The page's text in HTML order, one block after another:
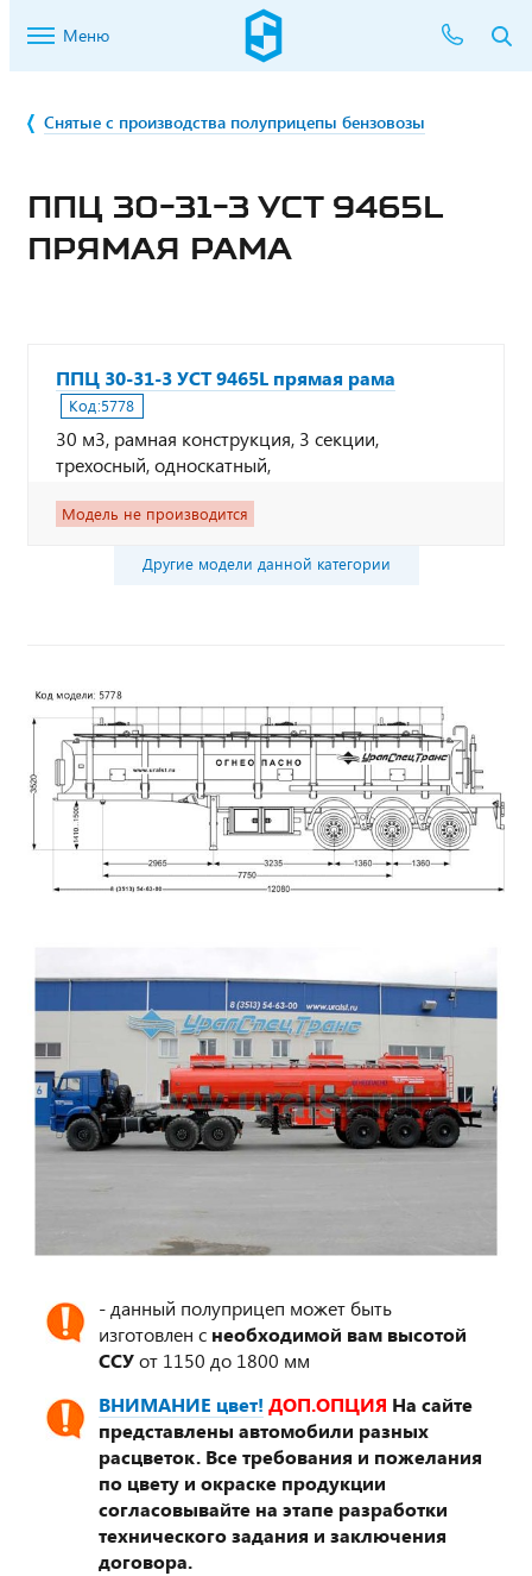
Меню
Снятые с производства полуприцепы бензовозы
ППЦ 30-31-3 УСТ 9465L
ПРЯМАЯ РАМА
ППЦ 30-31-3 УСТ 9465L прямая рама
Код:5778
30 м3, рамная конструкция, 3 секции,
трехосный, односкатный,
Модель не производится
Другие модели данной категории
- данный полуприцеп может быть
изготовлен с необходимой вам высотой
ССУот 1150 до 1800 мм
ВНИМАНИЕ цвет! ДОП.ОПЦИЯ На сайте
представлены автомобили разных
расцветок. Все требования и пожелания
по цвету и окраске продукции
согласовывайте на этапе разработки
технического задания и заключения
договора.